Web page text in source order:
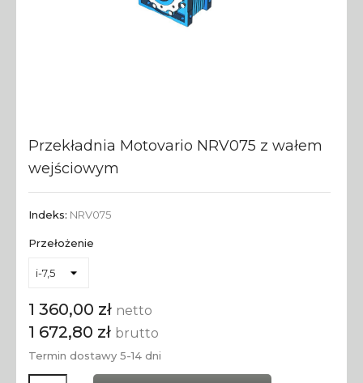
Przekładnia Motovario NRV075 z wałem
wejściowym
Indeks: NRV075
Przełożenie
1 360,00 zł netto
1 672,80 zł brutto
Termin dostawy 5-14 dni